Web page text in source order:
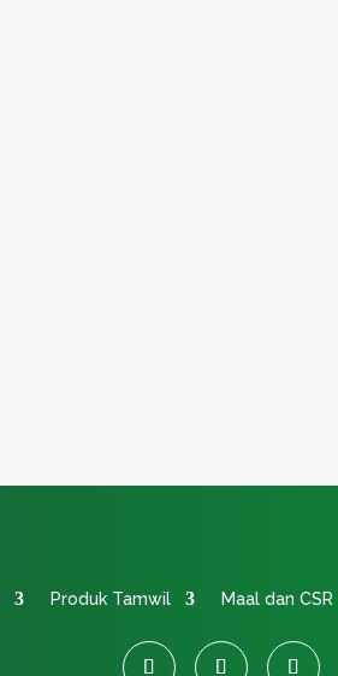
Produk Tamwil Maal dan CSR